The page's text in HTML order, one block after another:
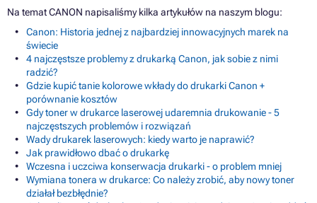
Na temat CANON napisaliśmy kilka artykułów na naszym blogu:
Canon: Historia jednej z najbardziej innowacyjnych marek na
świecie
4 najczęstsze problemy z drukarką Canon, jak sobie z nimi
radzić?
Gdzie kupić tanie kolorowe wkłady do drukarki Canon +
porównanie kosztów
Gdy toner w drukarce laserowej udaremnia drukowanie - 5
najczęstszych problemów i rozwiązań
Wady drukarek laserowych: kiedy warto je naprawić?
Jak prawidłowo dbać o drukarkę
Wczesna i uczciwa konserwacja drukarki - o problem mniej
Wymiana tonera w drukarce: Co należy zrobić, aby nowy toner
działał bezbłędnie?